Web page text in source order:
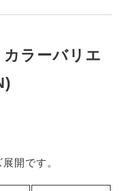
ラーバリエ
開です。